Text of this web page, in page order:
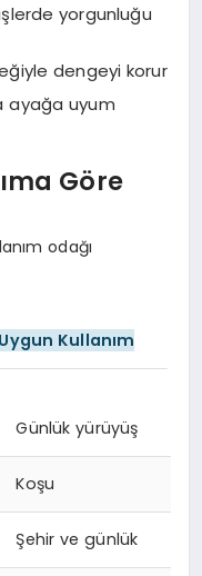
yorgunluğu
dengeyi korur
ayağa uyum
Göre
odağı
Uygun Kullanım
Günlük yürüyüş
Koşu
Şehir ve günlük